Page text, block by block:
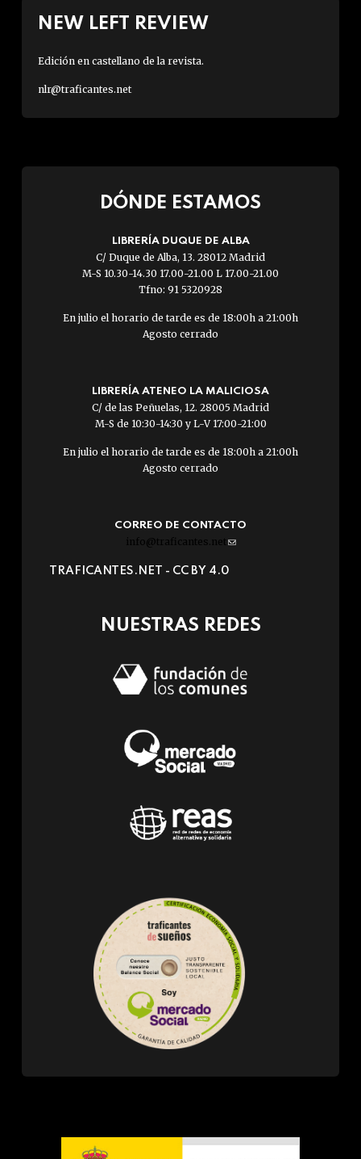
NEW LEFT REVIEW
Edición en castellano de la revista.
nlr@traficantes.net
DÓNDE ESTAMOS
LIBRERÍA DUQUE DE ALBA
C/ Duque de Alba, 13. 28012 Madrid
M-S 10.30-14.30 17.00-21.00 L 17.00-21.00
Tfno: 91 5320928
En julio el horario de tarde es de 18:00h a 21:00h
Agosto cerrado
LIBRERÍA ATENEO LA MALICIOSA
C/ de las Peñuelas, 12. 28005 Madrid
M-S de 10:30-14:30 y L-V 17:00-21:00
En julio el horario de tarde es de 18:00h a 21:00h
Agosto cerrado
CORREO DE CONTACTO
info@traficantes.net (link
e-
TRAFICANTES.NET - CC BY 4.0
NUESTRAS REDES